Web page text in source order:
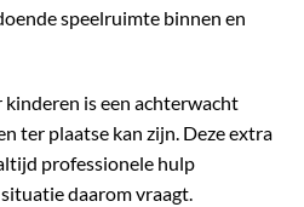
speelruimte binnen en
kinderen is een achterwacht
ter plaatse kan zijn. Deze extra
professionele hulp
daarom vraagt.